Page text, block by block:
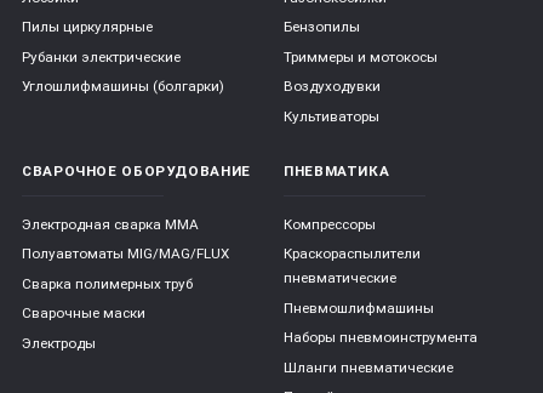
Пилы циркулярные
Рубанки электрические
Углошлифмашины (болгарки)
Бензопилы
Триммеры и мотокосы
Воздуходувки
Культиваторы
СВАРОЧНОЕ ОБОРУДОВАНИЕ
Электродная сварка ММА
Полуавтоматы MIG/MAG/FLUX
Сварка полимерных труб
Сварочные маски
Электроды
ПНЕВМАТИКА
Компрессоры
Краскораспылители
пневматические
Пневмошлифмашины
Наборы пневмоинструмента
Шланги пневматические